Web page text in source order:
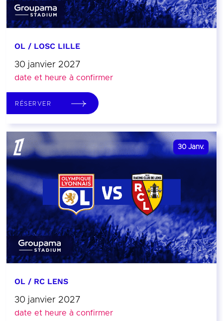
OL / LOSC LILLE
30 janvier 2027
date et heure à confirmer
RÉSERVER
30 Janv.
OL / RC LENS
30 janvier 2027
date et heure à confirmer